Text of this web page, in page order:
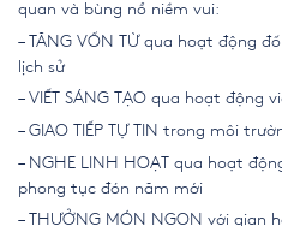
quan và bùng nổ niềm vui:
– TĂNG VỐN TỪ qua hoạt động
lịch sử
– VIẾT SÁNG TẠO qua hoạt động
– GIAO TIẾP TỰ TIN trong môi
– NGHE LINH HOẠT qua hoạt
phong tục đón năm mới
– THƯỞNG MÓN NGON với gian